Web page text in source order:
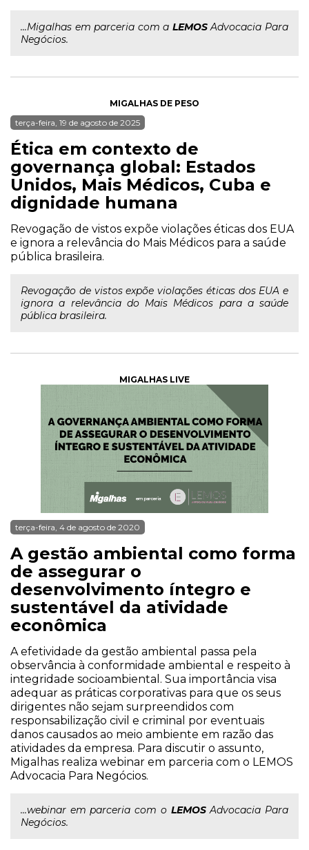
...Migalhas em parceria com a LEMOSAdvocacia Para
Negócios.
MIGALHAS DE PESO
terça-feira, 19 de agosto de 2025
Ética em contexto de
governança global: Estados
Unidos, Mais Médicos, Cuba e
dignidade humana
Revogação de vistos expõe violações éticas dos EUA
e ignora a relevância do Mais Médicos para a saúde
pública brasileira.
Revogação de vistos expõe violações éticas dos EUA e
ignora a relevância do Mais Médicos para a saúde
pública brasileira.
MIGALHAS LIVE
terça-feira, 4 de agosto de 2020
A gestão ambiental como forma
de assegurar o
desenvolvimento íntegro e
sustentável da atividade
econômica
A efetividade da gestão ambiental passa pela
observância à conformidade ambiental e respeito à
integridade socioambiental. Sua importância visa
adequar as práticas corporativas para que os seus
dirigentes não sejam surpreendidos com
responsabilização civil e criminal por eventuais
danos causados ao meio ambiente em razão das
atividades da empresa. Para discutir o assunto,
Migalhas realiza webinar em parceria com o LEMOS
Advocacia Para Negócios.
...webinar em parceria com o LEMOSAdvocacia Para
Negócios.